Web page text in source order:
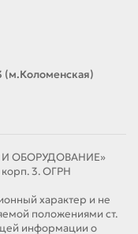
(м.Коломенская)
ОБОРУДОВАНИЕ»
корп. 3. ОГРН
характер и не
положениями ст.
информации о